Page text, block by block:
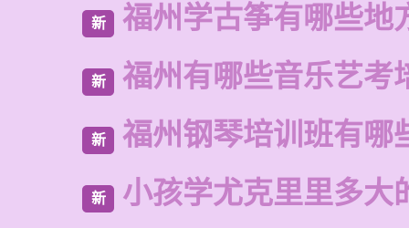
新 福州学古筝有哪些地
新 福州有哪些音乐艺考
新 福州钢琴培训班有哪
新 小孩学尤克里里多大